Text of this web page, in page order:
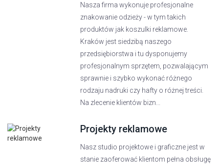
Nasza firma wykonuje profesjonalne
znakowanie odzieży - w tym takich
produktów jak koszulki reklamowe.
Kraków jest siedzibą naszego
przedsiębiorstwa i tu dysponujemy
profesjonalnym sprzętem, pozwalającym
sprawnie i szybko wykonać różnego
rodzaju nadruki czy hafty o różnej treści.
Na zlecenie klientów bizn...
Projekty reklamowe
Nasz studio projektowe i graficzne jest w
stanie zaoferować klientom pełna obsługę